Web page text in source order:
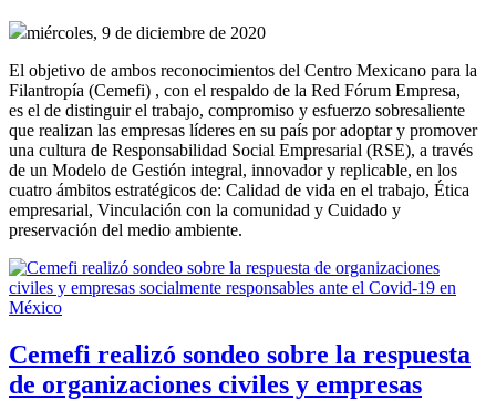
miércoles, 9 de diciembre de 2020
El objetivo de ambos reconocimientos del Centro Mexicano para la
Filantropía (Cemefi) , con el respaldo de la Red Fórum Empresa,
es el de distinguir el trabajo, compromiso y esfuerzo sobresaliente
que realizan las empresas líderes en su país por adoptar y promover
una cultura de Responsabilidad Social Empresarial (RSE), a través
de un Modelo de Gestión integral, innovador y replicable, en los
cuatro ámbitos estratégicos de: Calidad de vida en el trabajo, Ética
empresarial, Vinculación con la comunidad y Cuidado y
preservación del medio ambiente.
Cemefi realizó sondeo sobre la respuesta
de organizaciones civiles y empresas